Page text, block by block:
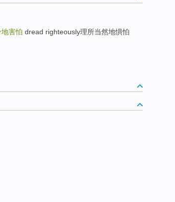
害怕 dread righteously理所当然地惧怕